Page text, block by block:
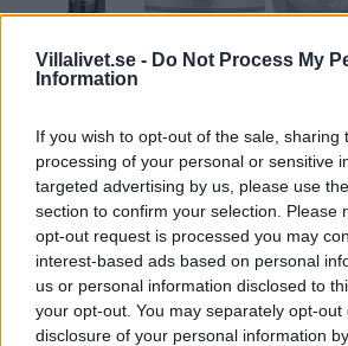
Villalivet.se - Do Not Process My
Information
If you wish to opt-out of the sale, sharing
processing of your personal or sensitive
targeted advertising by us, please use
section to confirm your selection. Please
opt-out request is processed you may
interest-based ads based on personal
us or personal information disclosed to
your opt-out. You may separately opt-
disclosure of your personal information
Kaffebryggare med
Vecka 46
Värde: 1 899 kr